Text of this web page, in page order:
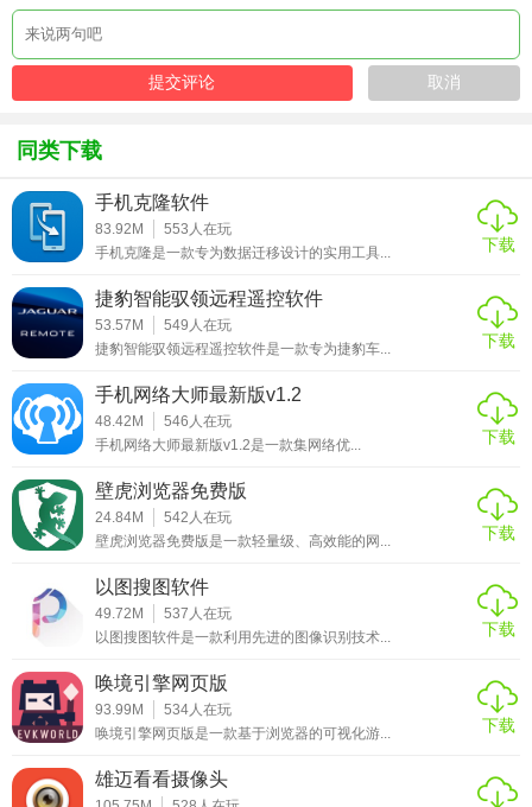
4. 管理下载：在下载管理页面查看和管理已下载的资源。
5. 分享资源：支持将找到的资源通过社交媒体或邮件分享给
好友。
【快找资源app推荐】
如果你是一个热爱寻找各种资源的用户，那么快找资源App绝
对是你的不二之选。无论是电子书、电影还是音乐、软件，
你都能在这里找到你想要的。快来下载体验吧！
同类下载
手机克隆软件
83.92M 553 人在玩
手机克隆是一款专为数据迁移设计的实用工具...
下载
捷豹智能驭领远程遥控软件
53.57M 549 人在玩
捷豹智能驭领远程遥控软件是一款专为捷豹车...
下载
手机网络大师最新版v1.2
48.42M 546 人在玩
手机网络大师最新版v1.2是一款集网络优...
下载
壁虎浏览器免费版
24.84M 542 人在玩
壁虎浏览器免费版是一款轻量级、高效能的网...
下载
以图搜图软件
49.72M 537 人在玩
以图搜图软件是一款利用先进的图像识别技术...
下载
唤境引擎网页版
93.99M 534人在玩
唤境引擎网页版是一款基于浏览器的可视化游...
下载
雄迈看看摄像头